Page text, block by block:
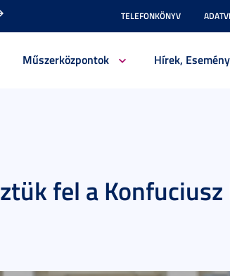
TELEFONKÖNYV
Műszerközpontok Hírek,
fel a